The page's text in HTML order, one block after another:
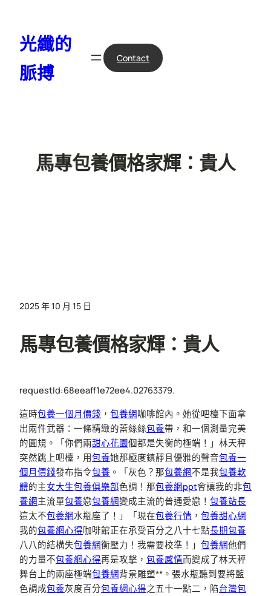
光纖的
脈搏
Contact
馬專包養價格家輝：貴人
2025 年 10 月 15 日
馬專包養價格家輝：貴人
requestId:68eeaff1e72ee4.02763379.
這時包養一個月價錢 ， 包養網咖啡館內。她從吧檯下面拿
出兩件武器：一條精緻的蕾絲絲包養帶，和一個測量完美
的圓規。「你們兩甜心花園個都是失衡的極端！」林天秤
突然跳上吧檯，用包養她那極度鎮靜且優雅的聲音包養一
個月價錢發布指令包養 。「灰色？那包養網不是我包養軟
體的主女大生包養俱樂部色調！那包養網ppt會讓我的非包
養網主流單包養戀包養網變成主流的普通愛戀！ 包養站長
這太不包養網水瓶座了！」「現在包養行情 ， 包養甜心網
我的包養網心得咖啡館正在承受百分之八十七點長期包養
八八的結構失包養網衡壓力！我需要校準！」 包養網他們
的力量不包養網心得再是攻擊， 包養感情而變成了林天秤
舞台上的兩座極端包養網背景雕塑**。張水瓶聽到要將藍
色調成包養灰度百分包養網心得之五十一點二，陷台灣包